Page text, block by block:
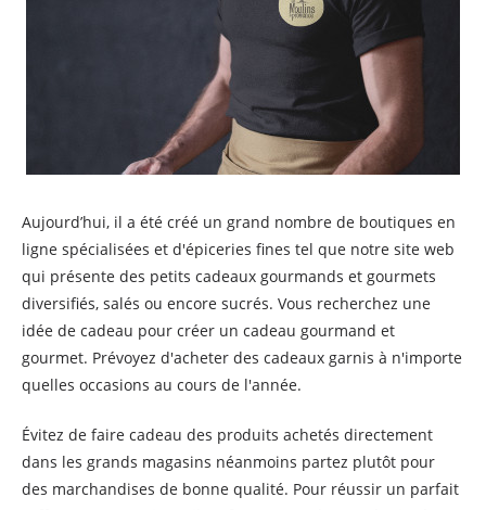
Aujourd’hui, il a été créé un grand nombre de boutiques en
ligne spécialisées et d'épiceries fines tel que notre site web
qui présente des petits cadeaux gourmands et gourmets
diversifiés, salés ou encore sucrés. Vous recherchez une
idée de cadeau pour créer un cadeau gourmand et
gourmet. Prévoyez d'acheter des cadeaux garnis à n'importe
quelles occasions au cours de l'année.
Évitez de faire cadeau des produits achetés directement
dans les grands magasins néanmoins partez plutôt pour
des marchandises de bonne qualité. Pour réussir un parfait